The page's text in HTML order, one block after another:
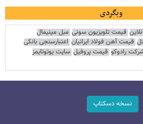
وبگردی
قیمت تلویزیون سونی مبل مینیمال
قیمت آهن فولاد ایرانیان اعتبارسنجی بانکی
رادوکو قیمت پروفیل سایت یوتوتایمز
نسخه دسکتاپ